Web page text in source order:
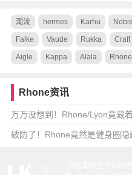
潮流 hermes Karhu Nobis
Falke Vaude Rukka Craft
Aigle Kappa Alala Rhone
Rhone资讯
万万没想到！Rhone/Lyon竟藏
✨
破防了！Rhone竟然是健身圈